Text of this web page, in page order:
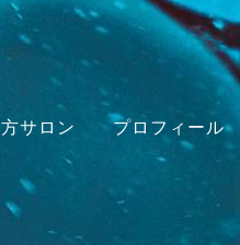
サロン プロフィール